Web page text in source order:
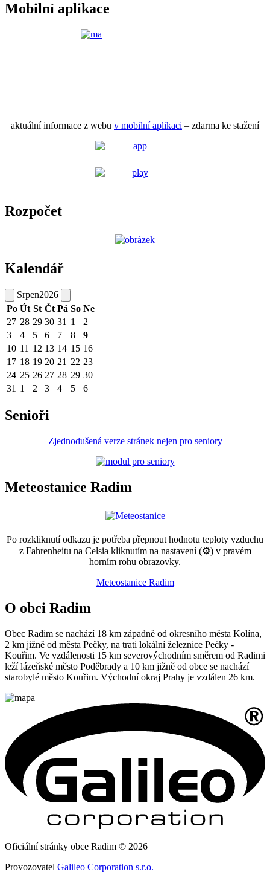
Mobilní aplikace
aktuální informace z webu v mobilní aplikaci – zdarma ke stažení
Rozpočet
Kalendář
Srpen2026
Po Út St Čt Pá So Ne
27 28 29 30 31 1
2
3
4 5 6 7 8
9
10 11 12 13 14 15 16
17 18 19 20 21 22 23
24 25 26 27 28 29 30
31 1 2 3 4 5 6
Senioři
Zjednodušená verze stránek nejen pro seniory
Meteostanice Radim
Po rozkliknutí odkazu je potřeba přepnout hodnotu teploty vzduchu
z Fahrenheitu na Celsia kliknutím na nastavení (⚙) v pravém
horním rohu obrazovky.
Meteostanice Radim
O obci Radim
Obec Radim se nachází 18 km západně od okresního města Kolína,
2 km jižně od města Pečky, na trati lokální železnice Pečky -
Kouřim. Ve vzdálenosti 15 km severovýchodním směrem od Radimi
leží lázeňské město Poděbrady a 10 km jižně od obce se nachází
starobylé město Kouřim. Východní okraj Prahy je vzdálen 26 km.
Oficiální stránky obce Radim © 2026
Provozovatel Galileo Corporation s.r.o.